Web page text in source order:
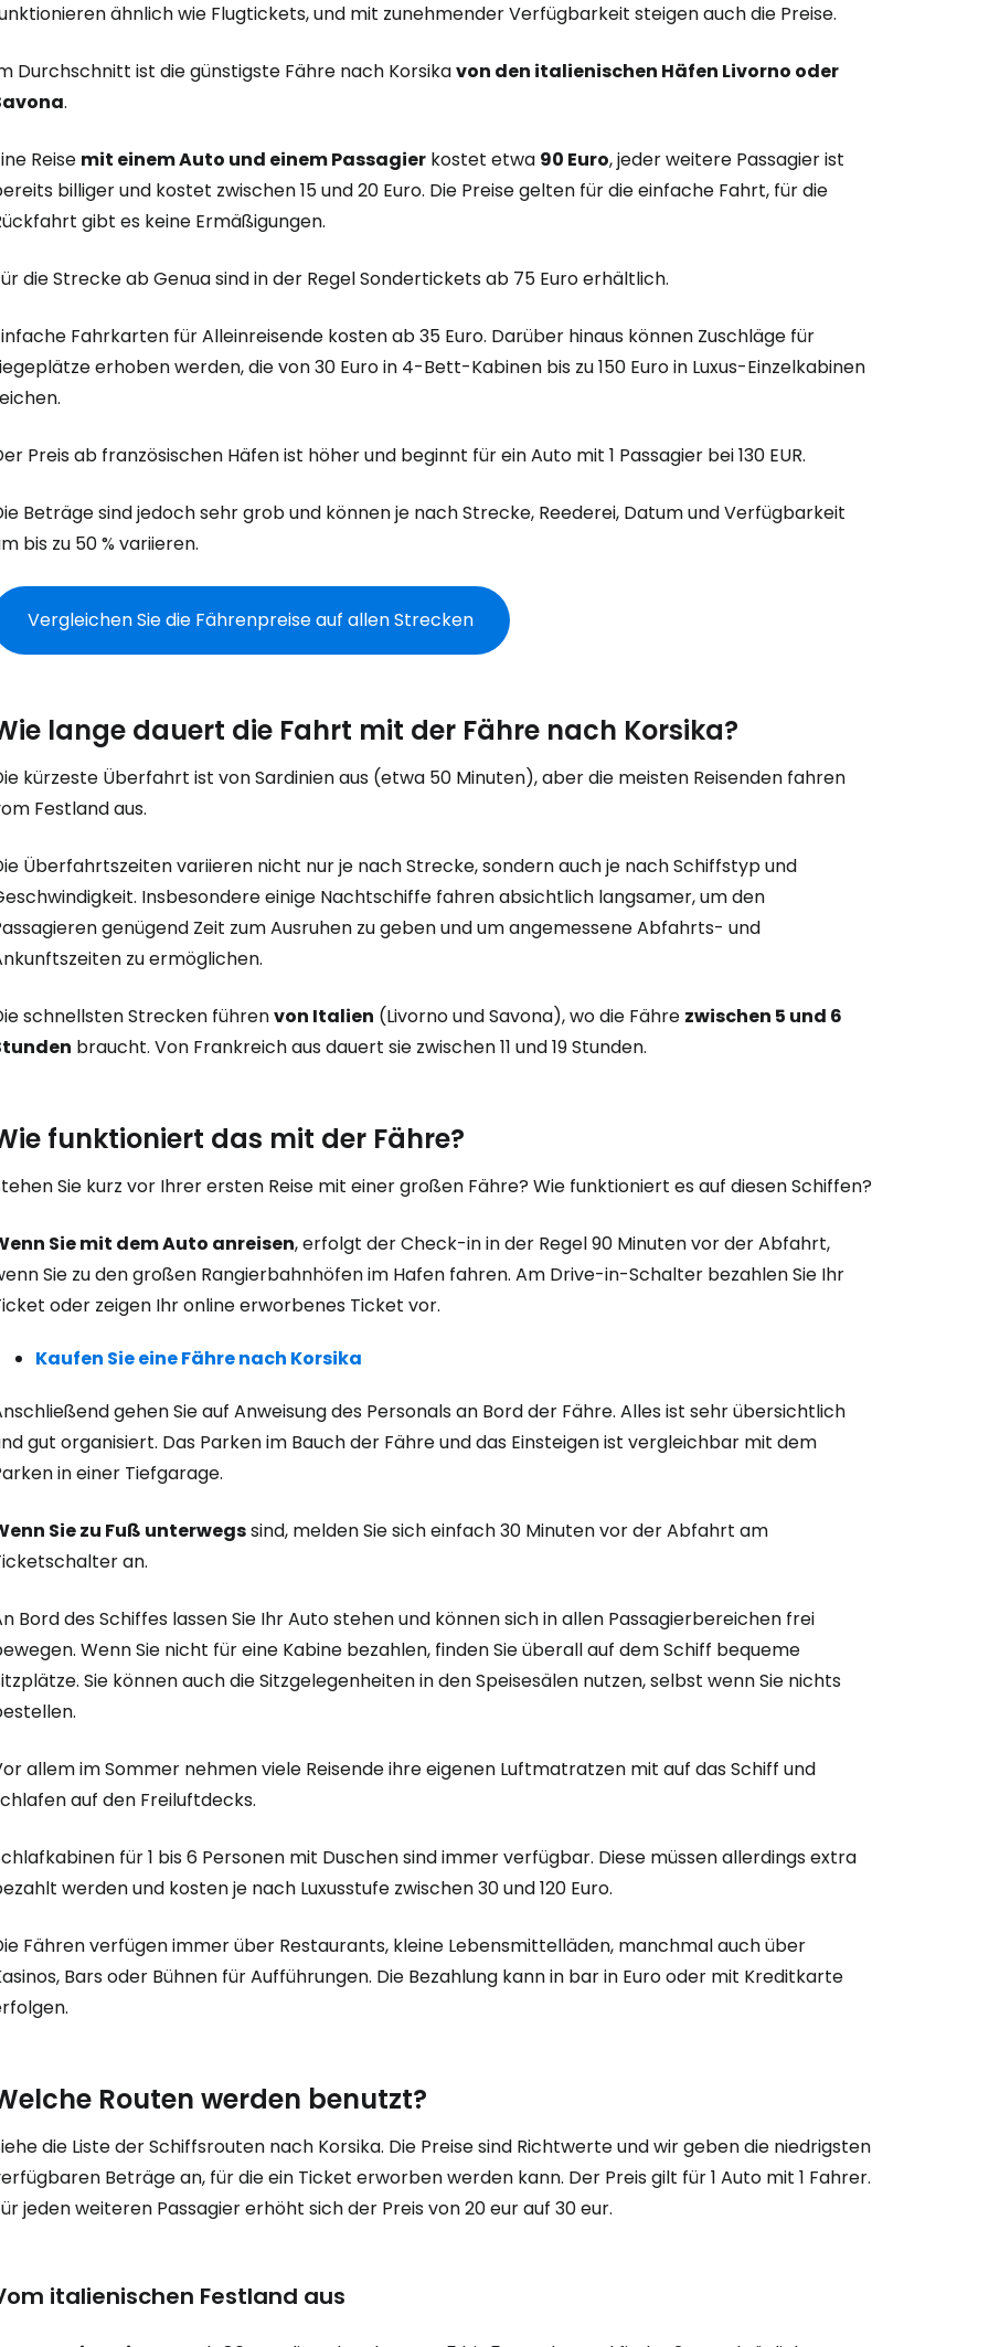
ähnlich wie Flugtickets, und mit zunehmender Verfügbarkeit steigen auch die Preise.
Durchschnitt ist die günstigste Fähre nach Korsikavon den italienischen Häfen Livorno oder
.
Reise mit einem Auto und einem Passagier kostet etwa 90 Euro, jeder weitere Passagier ist
billiger und kostet zwischen 15 und 20 Euro. Die Preise gelten für die einfache Fahrt, für die
gibt es keine Ermäßigungen.
die Strecke ab Genua sind in der Regel Sondertickets ab 75 Euro erhältlich.
Fahrkarten für Alleinreisende kosten ab 35 Euro. Darüber hinaus können Zuschläge für
erhoben werden, die von 30 Euro in 4-Bett-Kabinen bis zu 150 Euro in Luxus-Einzelkabinen
Preis ab französischen Häfen ist höher und beginnt für ein Auto mit 1 Passagier bei 130 EUR.
Beträge sind jedoch sehr grob und können je nach Strecke, Reederei, Datum und Verfügbarkeit
bis zu 50 % variieren.
Vergleichen Sie die Fährenpreise auf allen Strecken
lange dauert die Fahrt mit der Fähre nach Korsika?
kürzeste Überfahrt ist von Sardinien aus (etwa 50 Minuten), aber die meisten Reisenden fahren
Festland aus.
Überfahrtszeiten variieren nicht nur je nach Strecke, sondern auch je nach Schiffstyp und
Insbesondere einige Nachtschiffe fahren absichtlich langsamer, um den
genügend Zeit zum Ausruhen zu geben und um angemessene Abfahrts- und
zu ermöglichen.
schnellsten Strecken führenvon Italien (Livorno und Savona), wo die Fähre zwischen 5 und 6
braucht. Von Frankreich aus dauert sie zwischen 11 und 19 Stunden.
funktioniert das mit der Fähre?
Sie kurz vor Ihrer ersten Reise mit einer großen Fähre? Wie funktioniert es auf diesen Schiffen?
Sie mit dem Auto anreisen, erfolgt der Check-in in der Regel 90 Minuten vor der Abfahrt,
Sie zu den großen Rangierbahnhöfen im Hafen fahren. Am Drive-in-Schalter bezahlen Sie Ihr
oder zeigen Ihr online erworbenes Ticket vor.
Kaufen Sie eine Fähre nach Korsika
gehen Sie auf Anweisung des Personals an Bord der Fähre. Alles ist sehr übersichtlich
gut organisiert. Das Parken im Bauch der Fähre und das Einsteigen ist vergleichbar mit dem
in einer Tiefgarage.
Sie zu Fuß unterwegssind, melden Sie sich einfach 30 Minuten vor der Abfahrt am
an.
Bord des Schiffes lassen Sie Ihr Auto stehen und können sich in allen Passagierbereichen frei
Wenn Sie nicht für eine Kabine bezahlen, finden Sie überall auf dem Schiff bequeme
Sie können auch die Sitzgelegenheiten in den Speisesälen nutzen, selbst wenn Sie nichts
allem im Sommer nehmen viele Reisende ihre eigenen Luftmatratzen mit auf das Schiff und
auf den Freiluftdecks.
für 1 bis 6 Personen mit Duschen sind immer verfügbar. Diese müssen allerdings extra
werden und kosten je nach Luxusstufe zwischen 30 und 120 Euro.
Fähren verfügen immer über Restaurants, kleine Lebensmittelläden, manchmal auch über
Bars oder Bühnen für Aufführungen. Die Bezahlung kann in bar in Euro oder mit Kreditkarte
Routen werden benutzt?
die Liste der Schiffsrouten nach Korsika. Die Preise sind Richtwerte und wir geben die niedrigsten
Beträge an, für die ein Ticket erworben werden kann. Der Preis gilt für 1 Auto mit 1 Fahrer.
jeden weiteren Passagier erhöht sich der Preis von 20 eur auf 30 eur.
italienischen Festland aus
Anmeldung bei Cestee
... die weltweite Reise-Community
Weiter mit Google
Weiter mit E-Mail